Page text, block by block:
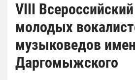
VIII
молодых
музыковедов
Даргомыжского